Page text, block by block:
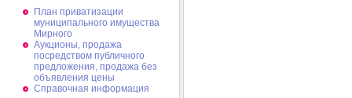
План приватизации
муниципального имущества
Мирного
Аукционы, продажа
посредством публичного
предложения, продажа без
объявления цены
Справочная информация